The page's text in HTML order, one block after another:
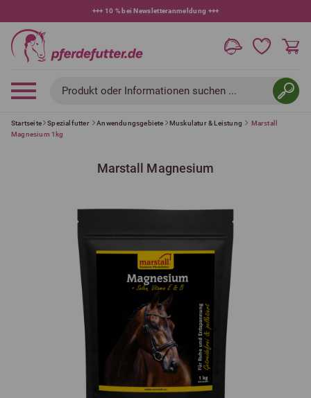
+++ 10 % bei Newsletteranmeldung +++
Produkt oder Informationen suchen ...
Startseite Spezialfutter Anwendungsgebiete Muskulatur & Leistung
Marstall
Magnesium 1kg
Marstall Magnesium